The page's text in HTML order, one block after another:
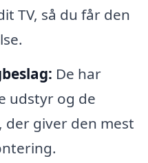
TV, så du får den
De har
udstyr og de
giver den mest